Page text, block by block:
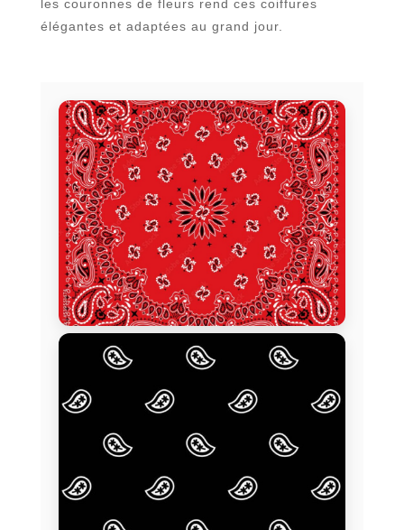
les couronnes de fleurs rend ces coiffures
élégantes et adaptées au grand jour.